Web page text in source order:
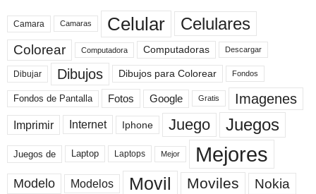
Camara Camaras Celular Celulares
Colorear Computadora Computadoras Descargar
Dibujar Dibujos Dibujos para Colorear Fondos
Fondos de Pantalla Fotos Google Gratis Imagenes
Imprimir Internet Iphone Juego Juegos
Juegos de Laptop Laptops Mejor Mejores
Modelo Modelos Movil Moviles Nokia